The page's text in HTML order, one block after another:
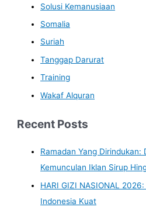
Solusi Kemanusiaan
Somalia
Suriah
Tanggap Darurat
Training
Wakaf Alquran
Recent Posts
Ramadan Yang Dirindukan:
Kemunculan Iklan Sirup
HARI GIZI NASIONAL
Indonesia Kuat